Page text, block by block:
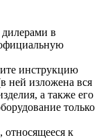
в
инструкцию
ней изложена вся
а также его
только
относящееся к